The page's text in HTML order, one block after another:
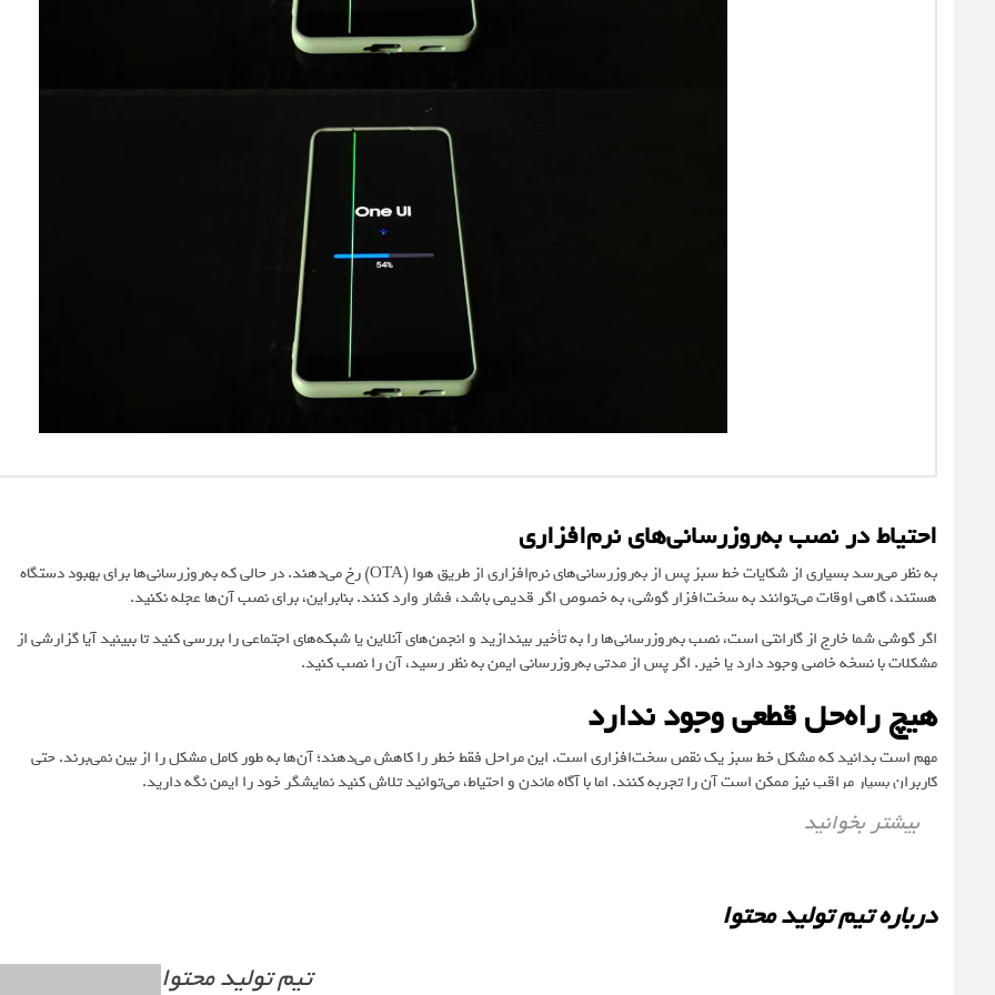
احتیاط در نصب به‌روزرسانی‌های نرم‌افزاری
به نظر می‌رسد بسیاری از شکایات خط سبز پس از به‌روزرسانی‌های نرم‌افزاری از طریق هوا (OTA) رخ می‌دهند. در حالی که به‌روزرسانی‌ها برای بهبود دستگاه
هستند، گاهی اوقات می‌توانند به سخت‌افزار گوشی، به خصوص اگر قدیمی باشد، فشار وارد کنند. بنابراین، برای نصب آن‌ها عجله نکنید.
اگر گوشی شما خارج از گارانتی است، نصب به‌روزرسانی‌ها را به تأخیر بیندازید و انجمن‌های آنلاین یا شبکه‌های اجتماعی را بررسی کنید تا ببینید آیا گزارشی از
مشکلات با نسخه خاصی وجود دارد یا خیر. اگر پس از مدتی به‌روزرسانی ایمن به نظر رسید، آن را نصب کنید.
هیچ راه‌حل قطعی وجود ندارد
مهم است بدانید که مشکل خط سبز یک نقص سخت‌افزاری است. این مراحل فقط خطر را کاهش می‌دهند؛ آن‌ها به طور کامل مشکل را از بین نمی‌برند. حتی
کاربران بسیار مراقب نیز ممکن است آن را تجربه کنند. اما با آگاه ماندن و احتیاط، می‌توانید تلاش کنید نمایشگر خود را ایمن نگه دارید.
بیشتر بخوانید
درباره تیم تولید محتوا
تیم تولید محتوا